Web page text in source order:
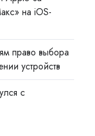
на iOS-
право выбора
устройств
с